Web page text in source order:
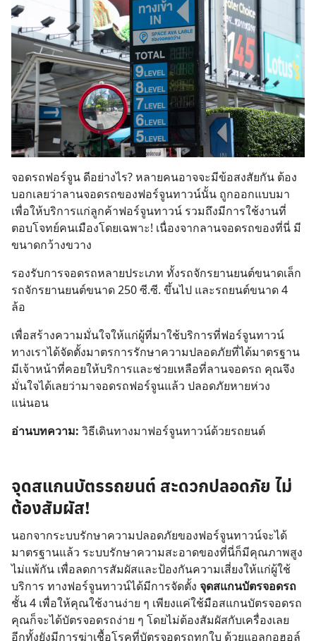
จอดรถฟอร์จูน ดีอย่างไร? หลายคนอาจจะมีข้อสงสัยกัน ต้อง
บอกเลยว่าลานจอดรถของฟอร์จูนทาวน์นั้น ถูกออกแบบมา
เพื่อให้บริการแก่ลูกค้าฟอร์จูนทาวน์ รวมถึงมีการใช้งานที่
ตอบโจทย์คนเมืองโดยเฉพาะ! เนื่องจากลานจอดรถของที่นี่ มี
ขนาดกว้างขวาง
รองรับการจอดรถหลายประเภท ทั้งรถจักรยานยนต์ขนาดเล็ก
รถจักรยานยนต์ขนาด 250 ซี.ซี. ขึ้นไป และรถยนต์ขนาด 4
ล้อ
เพื่อสร้างความมั่นใจให้แก่ผู้ที่มาใช้บริการที่ฟอร์จูนทาวน์
ทางเราได้จัดตั้งมาตรการรักษาความปลอดภัยที่ได้มาตรฐาน
มีเจ้าหน้าที่คอยให้บริการและช่วยเหลือที่ลานจอดรถ คุณจึง
มั่นใจได้เลยว่ามาจอดรถฟอร์จูนแล้ว ปลอดภัยหายห่วง
แน่นอน
อ่านบทความ: วิธีเดินทางมาฟอร์จูนทาวน์ด้วยรถยนต์
จุดสแกนบัตรรถยนต์ สะดวกปลอดภัย ไม่
ต้องสัมผัส!
นอกจากระบบรักษาความปลอดภัยของฟอร์จูนทาวน์จะได้
มาตรฐานแล้ว ระบบรักษาความสะอาดของที่นี่ก็มีคุณภาพสูง
ไม่แพ้กัน เพื่อลดการสัมผัสและป้องกันความเสี่ยงให้แก่ผู้ใช้
บริการ ทางฟอร์จูนทาวน์ได้มีการจัดตั้ง จุดสแกนบัตรจอดรถ
ชั้น 4 เพื่อให้คุณใช้งานง่าย ๆ เพียงแค่ใช้มือสแกนบัตรจอดรถ
คุณก็จะได้บัตรจอดรถง่าย ๆ โดยไม่ต้องสัมผัสกับเครื่องเลย
อีกทั้งยังมีการฆ่าเชื้อโรคที่บัตรจอดรถทุกใบ ด้วยแอลกอฮอล์